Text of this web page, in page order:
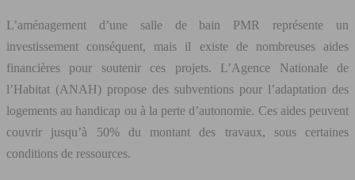
L’aménagement d’une salle de bain PMR représente un
investissement conséquent, mais il existe de nombreuses aides
financières pour soutenir ces projets. L’Agence Nationale de
l’Habitat (ANAH) propose des subventions pour l’adaptation des
logements au handicap ou à la perte d’autonomie. Ces aides peuvent
couvrir jusqu’à 50% du montant des travaux, sous certaines
conditions de ressources.